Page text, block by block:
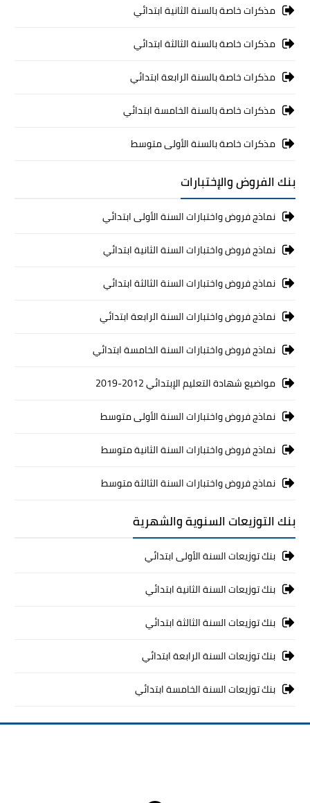
مذكرات خاصة بالسنة الثانية ابتدائي
مذكرات خاصة بالسنة الثالثة ابتدائي
مذكرات خاصة بالسنة الرابعة ابتدائي
مذكرات خاصة بالسنة الخامسة ابتدائي
مذكرات خاصة بالسنة الأولى متوسط
بنك الفروض والإختبارات
نماذج فروض واختبارات السنة الأولى ابتدائي
نماذج فروض واختبارات السنة الثانية ابتدائي
نماذج فروض واختبارات السنة الثالثة ابتدائي
نماذج فروض واختبارات السنة الرابعة ابتدائي
نماذج فروض واختبارات السنة الخامسة ابتدائي
مواضيع شهادة التعليم الإبتدائي 2012-2019
نماذج فروض واختبارات السنة الأولى متوسط
نماذج فروض واختبارات السنة الثانية متوسط
نماذج فروض واختبارات السنة الثالثة متوسط
بنك التوزيعات السنوية والشهرية
بنك توزيعات السنة الأولى ابتدائي
بنك توزيعات السنة الثانية ابتدائي
بنك توزيعات السنة الثالثة ابتدائي
بنك توزيعات السنة الرابعة ابتدائي
بنك توزيعات السنة الخامسة ابتدائي